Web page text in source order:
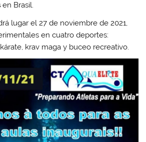
en Brasil.
lugar el 27 de noviembre de 2021,
en cuatro deportes:
krav maga y buceo recreativo.